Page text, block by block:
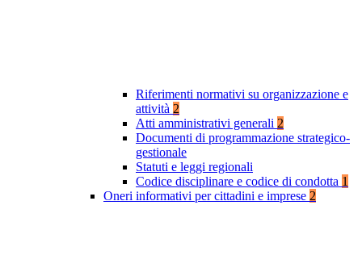
Riferimenti normativi su organizzazione e
attività 2
Atti amministrativi generali 2
Documenti di programmazione strategico-
gestionale
Statuti e leggi regionali
Codice disciplinare e codice di condotta 1
Oneri informativi per cittadini e imprese 2